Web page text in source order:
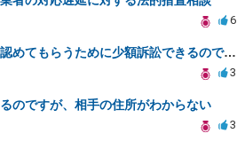
6
クーリングオフを認めてもらうために少額訴訟できるのでしょうか。
3
のですが、相手の住所がわからない
3